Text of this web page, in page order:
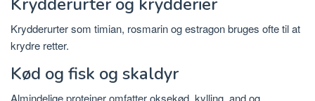
Krydderurter som timian, rosmarin og estragon bruges ofte til at
krydre retter.
Kød og fisk og skaldyr
Almindelige proteiner omfatter oksekød, kylling, and og